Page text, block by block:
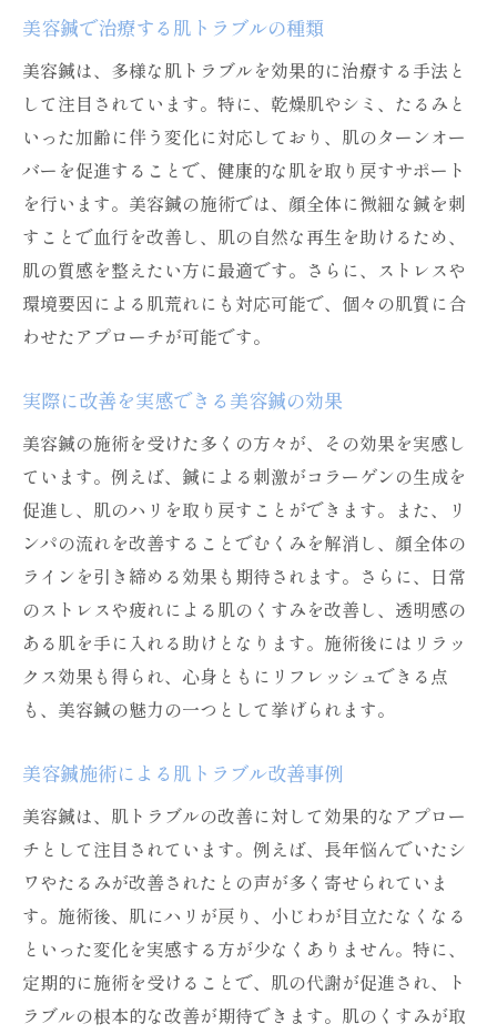
美容鍼で治療する肌トラブルの種類
美容鍼は、多様な肌トラブルを効果的に治療する手法と
して注目されています。特に、乾燥肌やシミ、たるみと
いった加齢に伴う変化に対応しており、肌のターンオー
バーを促進することで、健康的な肌を取り戻すサポート
を行います。美容鍼の施術では、顔全体に微細な鍼を刺
すことで血行を改善し、肌の自然な再生を助けるため、
肌の質感を整えたい方に最適です。さらに、ストレスや
環境要因による肌荒れにも対応可能で、個々の肌質に合
わせたアプローチが可能です。
実際に改善を実感できる美容鍼の効果
美容鍼の施術を受けた多くの方々が、その効果を実感し
ています。例えば、鍼による刺激がコラーゲンの生成を
促進し、肌のハリを取り戻すことができます。また、リ
ンパの流れを改善することでむくみを解消し、顔全体の
ラインを引き締める効果も期待されます。さらに、日常
のストレスや疲れによる肌のくすみを改善し、透明感の
ある肌を手に入れる助けとなります。施術後にはリラッ
クス効果も得られ、心身ともにリフレッシュできる点
も、美容鍼の魅力の一つとして挙げられます。
美容鍼施術による肌トラブル改善事例
美容鍼は、肌トラブルの改善に対して効果的なアプロー
チとして注目されています。例えば、長年悩んでいたシ
ワやたるみが改善されたとの声が多く寄せられていま
す。施術後、肌にハリが戻り、小じわが目立たなくなる
といった変化を実感する方が少なくありません。特に、
定期的に施術を受けることで、肌の代謝が促進され、ト
ラブルの根本的な改善が期待できます。肌のくすみが取